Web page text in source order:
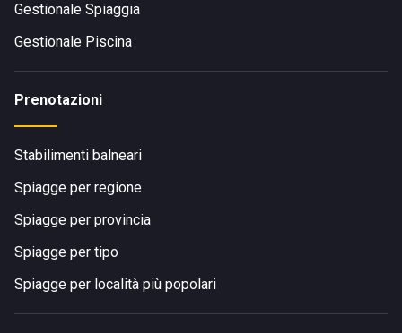
Gestionale Spiaggia
Gestionale Piscina
Prenotazioni
Stabilimenti balneari
Spiagge per regione
Spiagge per provincia
Spiagge per tipo
Spiagge per località più popolari